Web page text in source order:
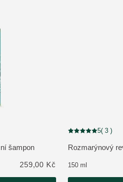
šampon
hodnoceno 4 zákazníky
259,00 Kč
ZOBRAZIT
Rozmarýnový
Aktuální 5( 3 )
150 ml